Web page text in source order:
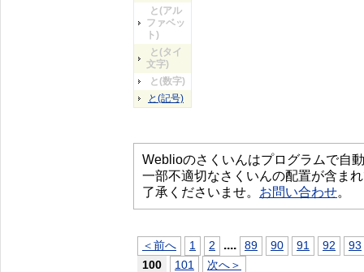
と(アル
ファベッ
ト)
と(タイ
文字)
と(数字)
と(記号)
Weblioのさくいんはプログラムで自
一部不適切なさくいんの配置が含ま
了承くださいませ。 お問い合わせ。
＜前へ 1 2 .... 89 90 91 92
93
100
101 次へ＞